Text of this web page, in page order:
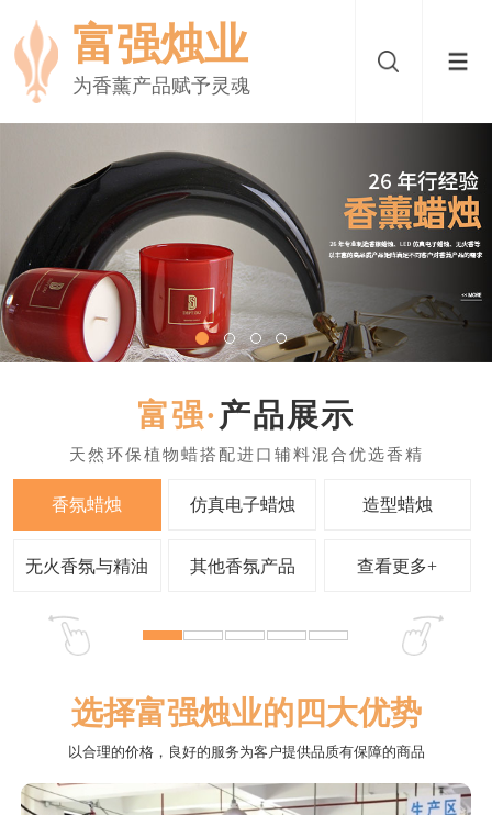
富强烛业
为香薰产品赋予灵魂
产品展示
查看更多+
选择富强烛业的四大优势
以合理的价格，良好的服务为客户提供品质有保障的商品